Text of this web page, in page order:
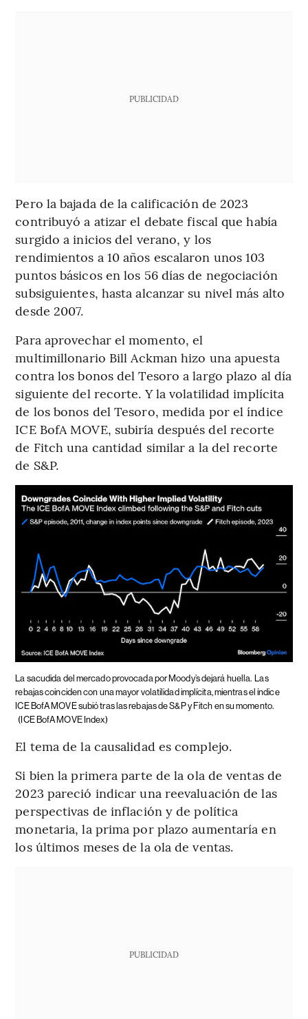
PUBLICIDAD
Pero la bajada de la calificación de 2023
contribuyó a atizar el debate fiscal que había
surgido a inicios del verano, y los
rendimientos a 10 años escalaron unos 103
puntos básicos en los 56 días de negociación
subsiguientes, hasta alcanzar su nivel más alto
desde 2007.
Para aprovechar el momento, el
multimillonario Bill Ackman hizo una apuesta
contra los bonos del Tesoro a largo plazo al día
siguiente del recorte. Y la volatilidad implícita
de los bonos del Tesoro, medida por el índice
ICE BofA MOVE, subiría después del recorte
de Fitch una cantidad similar a la del recorte
de S&P.
La sacudida del mercado provocada por Moody’s dejará huella. Las
rebajas coinciden con una mayor volatilidad implícita, mientras el índice
ICE BofA MOVE subió tras las rebajas de S&P y Fitch en su momento.
(ICE BofA MOVE Index)
El tema de la causalidad es complejo.
Si bien la primera parte de la ola de ventas de
2023 pareció indicar una reevaluación de las
perspectivas de inflación y de política
monetaria, la prima por plazo aumentaría en
los últimos meses de la ola de ventas.
PUBLICIDAD